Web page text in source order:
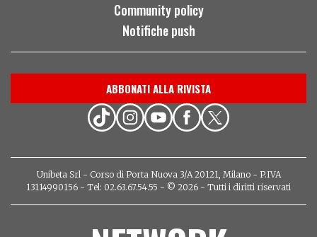
Community policy
Notifiche push
ABBONATI ALLA RIVISTA
Unibeta Srl - Corso di Porta Nuova 3/A 20121, Milano - P.IVA
13114990156 - Tel: 02.63.67.54.55 - © 2026 - Tutti i diritti riservati